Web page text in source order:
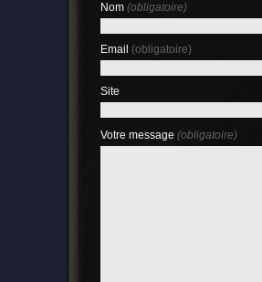
Nom (obligatoire)
Email (obligatoire)
Site
Votre message (obligatoire)